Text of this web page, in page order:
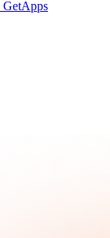
GetApps